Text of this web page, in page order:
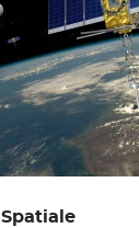
Spatiale